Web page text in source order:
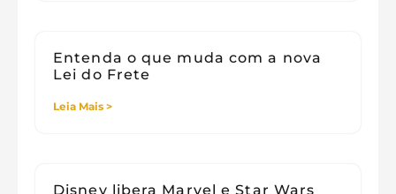
Entenda o que muda com a nova
Lei do Frete
Leia Mais >
Disney libera Marvel e Star Wars